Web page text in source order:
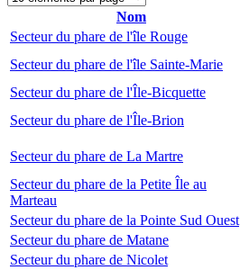
Nom
Secteur du phare de l'île Rouge
Secteur du phare de l'île Sainte-Marie
Secteur du phare de l'Île-Bicquette
Secteur du phare de l'Île-Brion
Secteur du phare de La Martre
Secteur du phare de la Petite Île au
Marteau
Secteur du phare de la Pointe Sud Ouest
Secteur du phare de Matane
Secteur du phare de Nicolet